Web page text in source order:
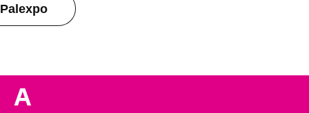
Palexpo
A